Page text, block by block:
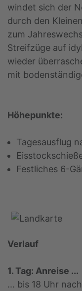
windet sich der
durch den
zum
Streifzüge auf
wieder
mit
Höhepunkte:
Tagesausflug
Festliches 6-
Verlauf
1. Tag: Anreise ...
... bis 18 Uhr